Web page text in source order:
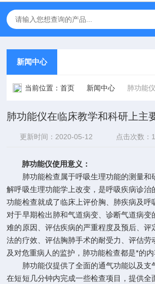
新闻中心
当前位置：首页 新闻中心 肺功能仪在临
肺功能仪在临床教学和科研上主
更新时间：2020-05-12 点击次数：
肺功能仪使用意义：
肺功能检查属于呼吸生理功能的测量和研究
解呼吸生理功能学上改变，是呼吸疾病诊治
功能检查就成了临床上评价胸、肺疾病及呼吸
对于早期检出肺和气道病变、诊断气道病变的
难的原因、评估疾病的严重程度及预后
法的疗效、评估胸肺手术的耐受力、评估劳
及对危重病人的监护，肺功能检查都是*的内容
肺功能仪提供了全面的通气功能以及支气管
在短短几分钟内完成一些检查项目，提供